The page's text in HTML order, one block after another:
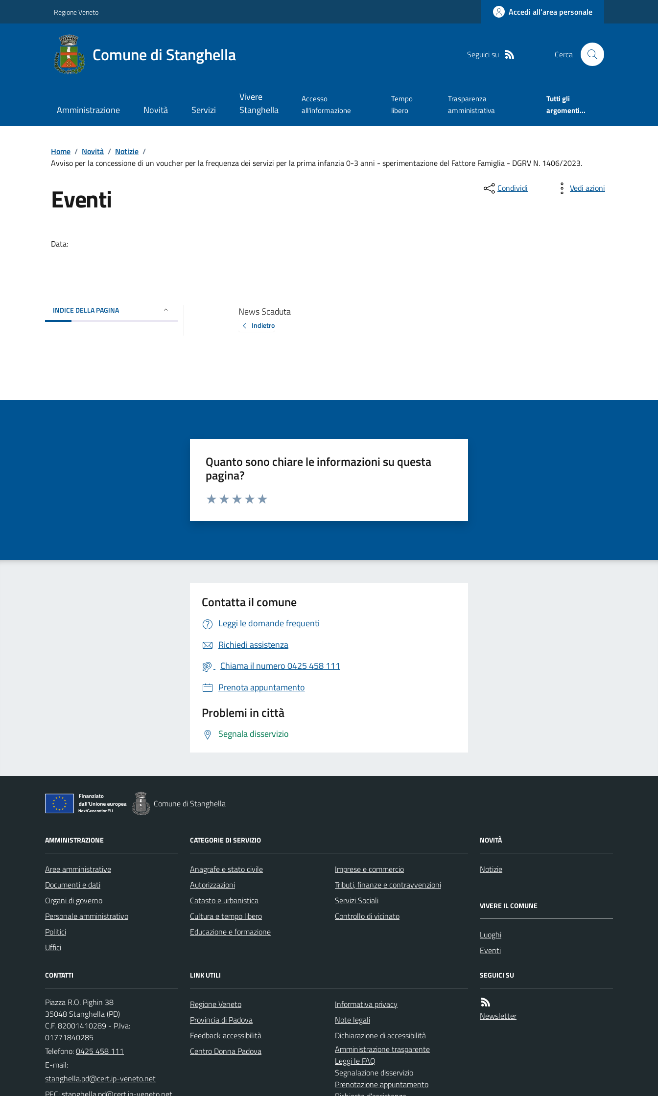
Regione Veneto Accedi all'area personale
Comune di Stanghella Seguici su Cerca
Amministrazione Novità Servizi
Vivere
Stanghella
Accesso
all'informazione
Tempo
libero
Trasparenza
amministrativa
Tutti gli
argomenti...
Home / Novità / Notizie /
Avviso per la concessione di un voucher per la frequenza dei servizi per la prima infanzia 0-3 anni - sperimentazione del Fattore Famiglia - DGRV N. 1406/2023.
Eventi
Data:
Condividi Vedi azioni
INDICE DELLA PAGINA News Scaduta
Indietro
Quanto sono chiare le informazioni su questa
pagina?
Valuta da 1 a 5 stelle la pagina
Contatta il comune
Leggi le domande frequenti
Richiedi assistenza
Chiama il numero 0425 458 111
Prenota appuntamento
Problemi in città
Segnala disservizio
Comune di Stanghella
AMMINISTRAZIONE
Aree amministrative
Documenti e dati
Organi di governo
Personale amministrativo
Politici
Uffici
CATEGORIE DI SERVIZIO
Anagrafe e stato civile
Autorizzazioni
Catasto e urbanistica
Cultura e tempo libero
Educazione e formazione
Imprese e commercio
Tributi, finanze e contravvenzioni
Servizi Sociali
Controllo di vicinato
NOVITÀ
Notizie
VIVERE IL COMUNE
Luoghi
Eventi
CONTATTI
Piazza R.O. Pighin 38
35048 Stanghella (PD)
C.F. 82001410289 - P.Iva:
01771840285
Telefono:0425 458 111
E-mail:
LINK UTILI
Regione Veneto
Provincia di Padova
Feedback accessibilità
Centro Donna Padova
Informativa privacy
Note legali
Dichiarazione di accessibilità
Amministrazione trasparente
Leggi le FAQ
Segnalazione disservizio
Prenotazione appuntamento
SEGUICI SU
Newsletter